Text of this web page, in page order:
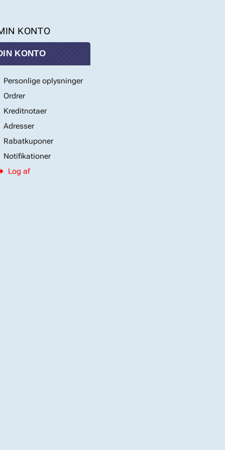
KONTO
Personlige oplysninger
Ordrer
Kreditnotaer
Adresser
Rabatkuponer
Notifikationer
Log af